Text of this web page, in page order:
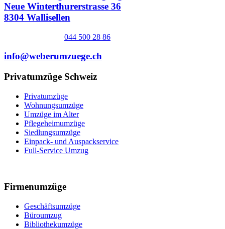
Neue Winterthurerstrasse 36
8304 Wallisellen
044 500 28 86
info@weberumzuege.ch
Privatumzüge Schweiz
Privatumzüge
Wohnungsumzüge
Umzüge im Alter
Pflegeheimumzüge
Siedlungsumzüge
Einpack- und Auspackservice
Full-Service Umzug
Firmenumzüge
Geschäftsumzüge
Büroumzug
Bibliothekumzüge